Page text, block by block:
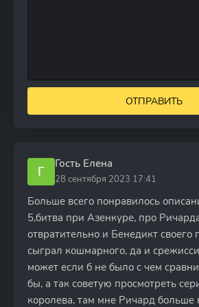
ОТПРАВИТЬ
Г Гость Елена
28 сентября 2023 17:41
Больше всего понравилось
5,битва при Азенкуре, про
отвратительно и Бенедикт своего
сыграл кошмарного, да и
может если б не было с чем
бы, а так советую просмотреть
королева, там мне Ричард больше